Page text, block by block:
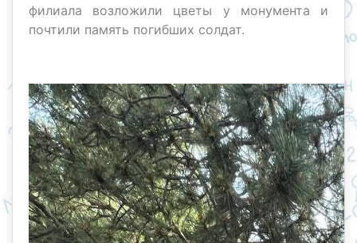
филиала возложили цветы у монумента и
почтили память погибших солдат.